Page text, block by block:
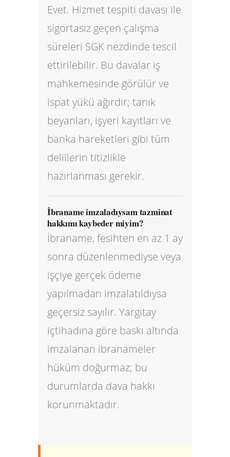
Evet. Hizmet tespiti davası ile
sigortasız geçen çalışma
süreleri SGK nezdinde tescil
ettirilebilir. Bu davalar iş
mahkemesinde görülür ve
ispat yükü ağırdır; tanık
beyanları, işyeri kayıtları ve
banka hareketleri gibi tüm
delillerin titizlikle
hazırlanması gerekir.
İbraname imzaladıysam tazminat
hakkımı kaybeder miyim?
İbraname, fesihten en az 1 ay
sonra düzenlenmediyse veya
işçiye gerçek ödeme
yapılmadan imzalatıldıysa
geçersiz sayılır. Yargıtay
içtihadına göre baskı altında
imzalanan ibranameler
hüküm doğurmaz; bu
durumlarda dava hakkı
korunmaktadır.